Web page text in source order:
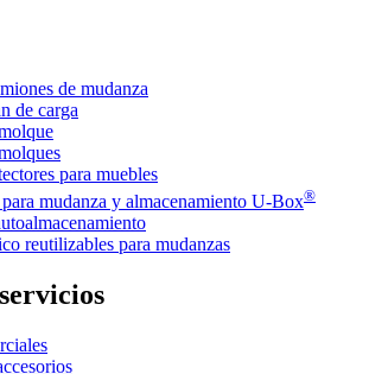
de mudanza
de carga
para muebles
mudanza y almacenamiento U-Box®
reutilizables para mudanzas